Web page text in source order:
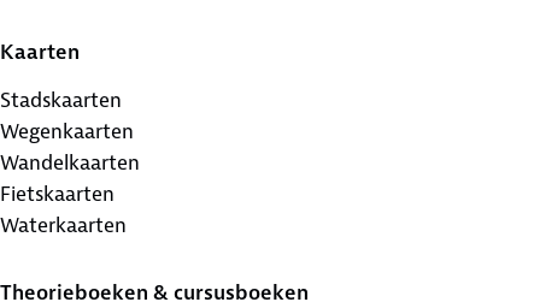
Kaarten
Stadskaarten
Wegenkaarten
Wandelkaarten
Fietskaarten
Waterkaarten
Theorieboeken & cursusboeken